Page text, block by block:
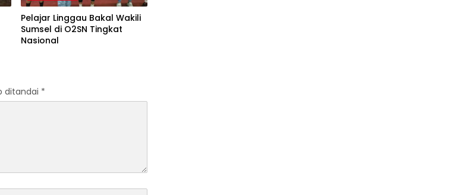
Pelajar Linggau Bakal Wakili
Sumsel di O2SN Tingkat
Nasional
ditandai *